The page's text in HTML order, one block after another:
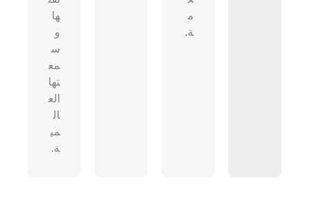
م
ة.
ها
و
س
مع
تها
الع
ال
مي
ة.